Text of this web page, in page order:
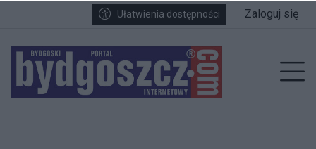
Przejdź do głównych treści
Przejdź do wyszukiwarki
Przejdź do głównego menuUłatwienia dostępności Zaloguj się